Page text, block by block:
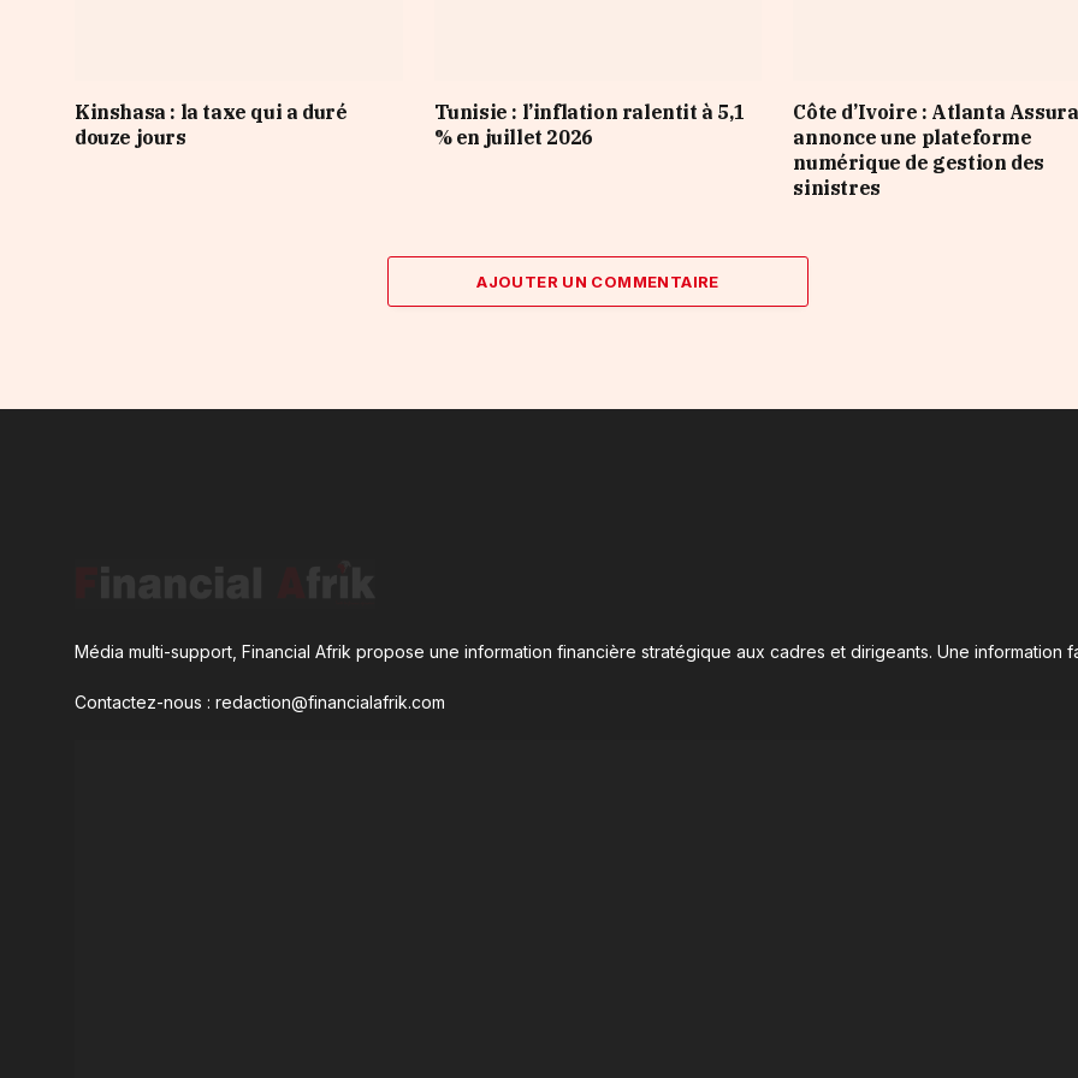
Kinshasa : la taxe qui a duré
douze jours
Tunisie : l’inflation ralentit à 5,1
% en juillet 2026
Côte d’Ivoire : Atlanta
annonce une plateforme
numérique de gestion des
sinistres
AJOUTER UN COMMENTAIRE
Média multi-support, Financial Afrik propose une information financière stratégique aux cadres et dirigeants. Une information
Contactez-nous : redaction@financialafrik.com